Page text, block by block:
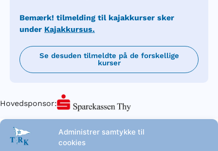
Administrer samtykke til
cookies
Bemærk! tilmelding til kajakkurser sker
under Kajakkursus.
Se desuden tilmeldte på de forskellige
kurser
Hovedsponsor: